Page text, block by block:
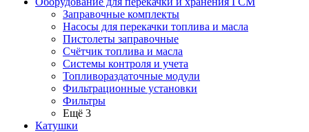
Заправочные комплекты
Насосы для перекачки топлива и масла
Пистолеты заправочные
Счётчик топлива и масла
Системы контроля и учета
Топливораздаточные модули
Фильтрационные установки
Фильтры
Ещё 3
Катушки